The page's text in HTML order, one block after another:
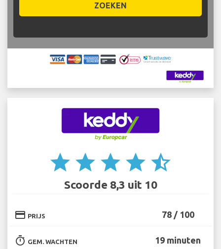
ZOEKEN
star star star star star_half
Scoorde 8,3 uit 10
credit_card PRIJS 78 / 100
timer GEM. WACHTEN 19 minuten